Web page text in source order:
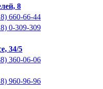
8
660-66-44
0-309-309
34/5
360-06-06
960-96-96